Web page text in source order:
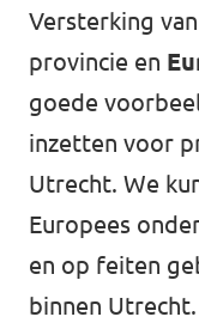
Versterking
provincie en
goede
inzetten voor
Utrecht. We
Europees
en op feiten
binnen